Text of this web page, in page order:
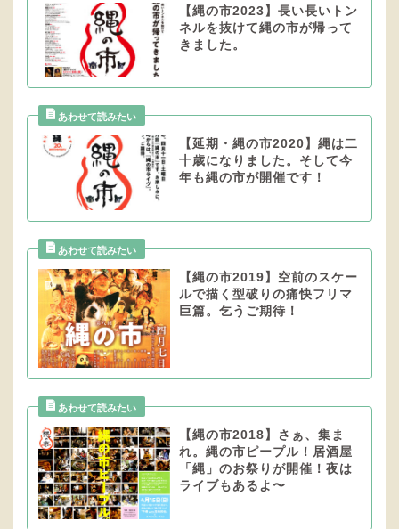
【縄の市2023】長い長いトン
ネルを抜けて縄の市が帰って
きました。
【延期・縄の市2020】縄は二
十歳になりました。そして今
年も縄の市が開催です！
【縄の市2019】空前のスケー
ルで描く型破りの痛快フリマ
巨篇。乞うご期待！
【縄の市2018】さぁ、集ま
れ。縄の市ピープル！居酒屋
「縄」のお祭りが開催！夜は
ライブもあるよ〜